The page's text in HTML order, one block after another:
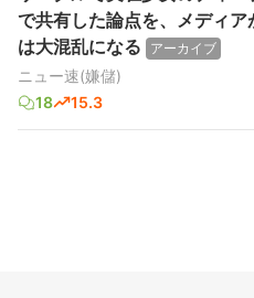
で共有した論点を、メディ
は大混乱になる
アーカイブ
ニュー速(嫌儲)
18
15.3